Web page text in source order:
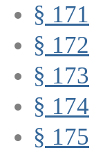
§ 171
§ 172
§ 173
§ 174
§ 175